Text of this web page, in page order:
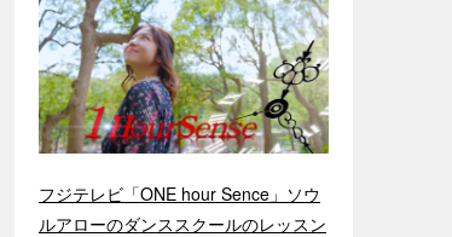
フジテレビ「ONE hour Sence」ソウ
ルアローのダンススクールのレッスン